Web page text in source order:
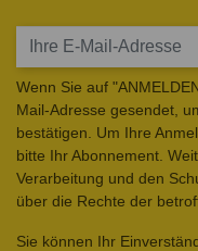
Wenn Sie auf
Mail-Adresse gesendet,
bestätigen. Um Ihre
bitte Ihr Abonnement.
Verarbeitung und den
über die Rechte der
Sie können Ihr